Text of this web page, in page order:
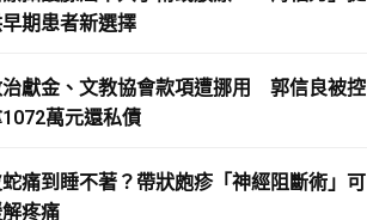
期患者新選擇
獻金、文教協會款項遭挪用 郭信良被控
萬元還私債
痛到睡不著？帶狀皰疹「神經阻斷術」可
疼痛